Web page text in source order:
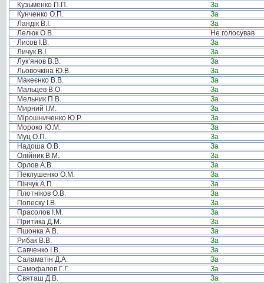
Кузьменко П.П.
За
Кунченко О.П.
За
Ландік В.І.
За
Лелюк О.В.
Не голосував
Лисов І.В.
За
Личук В.І.
За
Лук’янов В.В.
За
Льовочкіна Ю.В.
За
Макеєнко В.В.
За
Мальцев В.О.
За
Мельник П.В.
За
Мирний І.М.
За
Мірошниченко Ю.Р.
За
Мороко Ю.М.
За
Муц О.П.
За
Надоша О.В.
За
Олійник В.М.
За
Орлов А.В.
За
Пеклушенко О.М.
За
Пінчук А.П.
За
Плотніков О.В.
За
Попеску І.В.
За
Прасолов І.М.
За
Притика Д.М.
За
Пшонка А.В.
За
Рибак В.В.
За
Савченко І.В.
За
Саламатін Д.А.
За
Самофалов Г.Г.
За
Святаш Д.В.
За